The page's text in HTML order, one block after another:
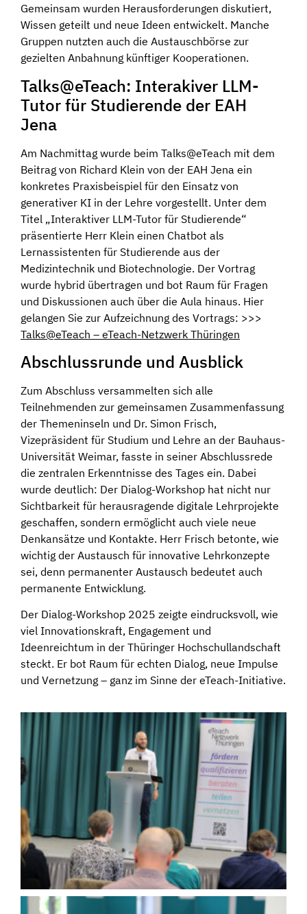
Gemeinsam wurden Herausforderungen diskutiert,
Wissen geteilt und neue Ideen entwickelt. Manche
Gruppen nutzten auch die Austauschbörse zur
gezielten Anbahnung künftiger Kooperationen.
Talks@eTeach: Interakiver LLM-
Tutor für Studierende der EAH
Jena
Am Nachmittag wurde beim Talks@eTeach mit dem
Beitrag von Richard Klein von der EAH Jena ein
konkretes Praxisbeispiel für den Einsatz von
generativer KI in der Lehre vorgestellt. Unter dem
Titel „Interaktiver LLM-Tutor für Studierende“
präsentierte Herr Klein einen Chatbot als
Lernassistenten für Studierende aus der
Medizintechnik und Biotechnologie. Der Vortrag
wurde hybrid übertragen und bot Raum für Fragen
und Diskussionen auch über die Aula hinaus. Hier
gelangen Sie zur Aufzeichnung des Vortrags: >>>
Talks@eTeach – eTeach-Netzwerk Thüringen
Abschlussrunde und Ausblick
Zum Abschluss versammelten sich alle
Teilnehmenden zur gemeinsamen Zusammenfassung
der Themeninseln und Dr. Simon Frisch,
Vizepräsident für Studium und Lehre an der Bauhaus-
Universität Weimar, fasste in seiner Abschlussrede
die zentralen Erkenntnisse des Tages ein. Dabei
wurde deutlich: Der Dialog-Workshop hat nicht nur
Sichtbarkeit für herausragende digitale Lehrprojekte
geschaffen, sondern ermöglicht auch viele neue
Denkansätze und Kontakte. Herr Frisch betonte, wie
wichtig der Austausch für innovative Lehrkonzepte
sei, denn permanenter Austausch bedeutet auch
permanente Entwicklung.
Der Dialog-Workshop 2025 zeigte eindrucksvoll, wie
viel Innovationskraft, Engagement und
Ideenreichtum in der Thüringer Hochschullandschaft
steckt. Er bot Raum für echten Dialog, neue Impulse
und Vernetzung – ganz im Sinne der eTeach-Initiative.